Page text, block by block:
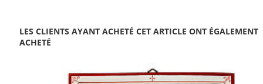
LES CLIENTS AYANT ACHETÉ CET ARTICLE ONT ÉGALEMENT
ACHETÉ